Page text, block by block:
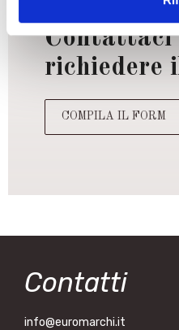
Contattaci
richiedere
COMPILA IL FORM
Contatti
info@euromarchi.it